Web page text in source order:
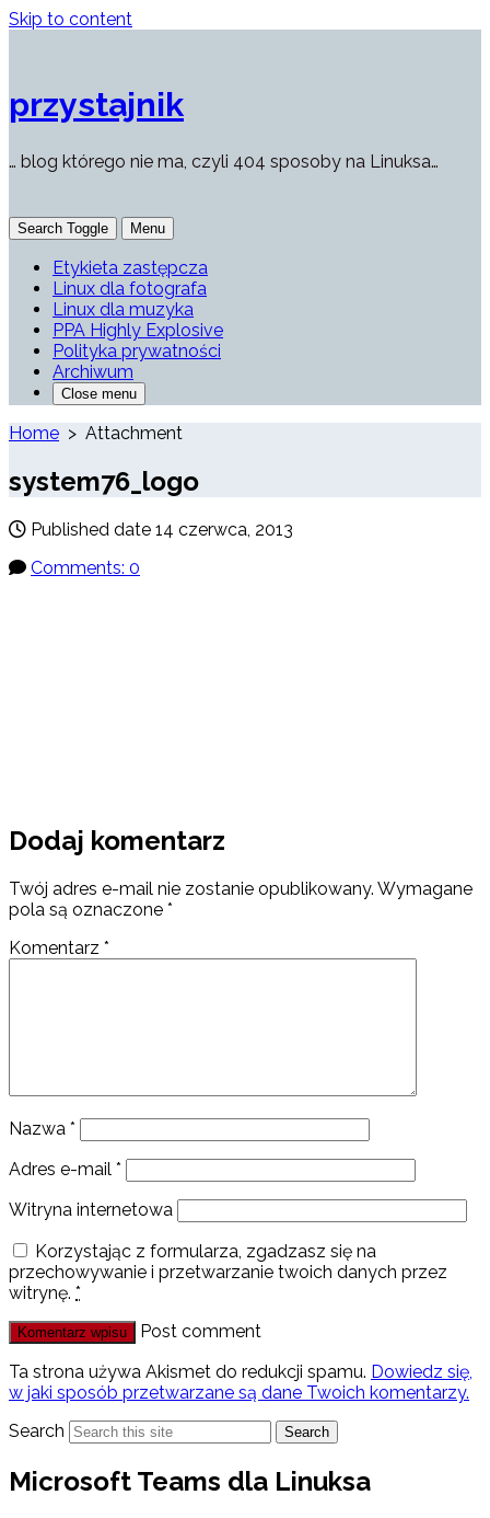
Skip to content
przystajnik
… blog którego nie ma, czyli 404 sposoby na Linuksa…
Search Toggle Menu
Etykieta zastępcza
Linux dla fotografa
Linux dla muzyka
PPA Highly Explosive
Polityka prywatności
Archiwum
Close menu
Home > Attachment
system76_logo
Published date 14 czerwca, 2013
Comments: 0
Dodaj komentarz
Twój adres e-mail nie zostanie opublikowany. Wymagane
pola są oznaczone *
Komentarz *
Nazwa *
Adres e-mail *
Witryna internetowa
Korzystając z formularza, zgadzasz się na
przechowywanie i przetwarzanie twoich danych przez
witrynę. *
Post comment
Ta strona używa Akismet do redukcji spamu. Dowiedz się,
w jaki sposób przetwarzane są dane Twoich komentarzy.
Search
Search
Microsoft Teams dla Linuksa